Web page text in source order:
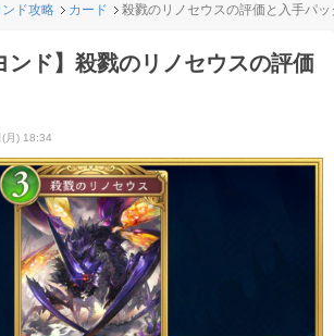
ド攻略 カード 殺戮のリノセウスの評価と入手パッ
ンド】殺戮のリノセウスの評価
月) 18:34